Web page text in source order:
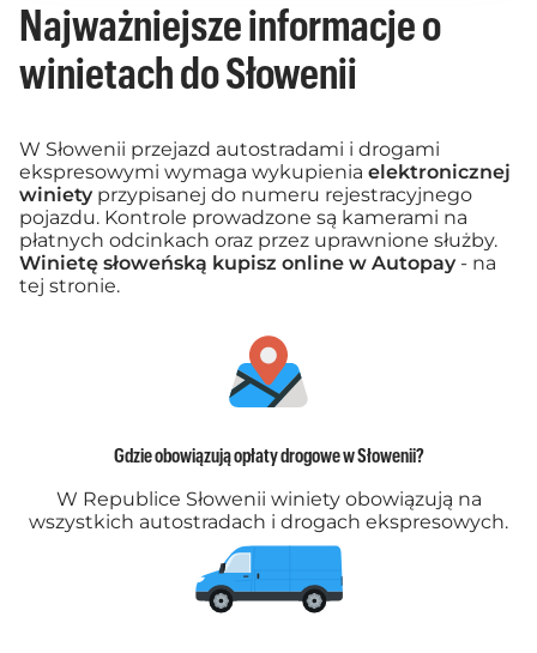
Najważniejsze informacje o
winietach do Słowenii
W Słowenii przejazd autostradami i drogami
ekspresowymi wymaga wykupienia elektronicznej
winiety przypisanej do numeru rejestracyjnego
pojazdu. Kontrole prowadzone są kamerami na
płatnych odcinkach oraz przez uprawnione służby.
Winietę słoweńską kupisz online w Autopay - na
tej stronie.
Gdzie obowiązują opłaty drogowe w Słowenii?
W Republice Słowenii winiety obowiązują na
wszystkich autostradach i drogach ekspresowych.